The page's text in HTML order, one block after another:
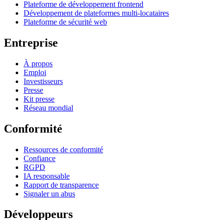
Plateforme de développement frontend
Développement de plateformes multi-locataires
Plateforme de sécurité web
Entreprise
À propos
Emploi
Investisseurs
Presse
Kit presse
Réseau mondial
Conformité
Ressources de conformité
Confiance
RGPD
IA responsable
Rapport de transparence
Signaler un abus
Développeurs